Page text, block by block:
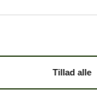
Tillad alle